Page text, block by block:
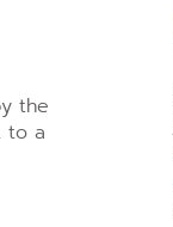
the
to a